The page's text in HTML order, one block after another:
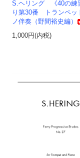
S.ヘリング 《40の練
り第30番 トランペッ
ノ伴奏（野間裕史編）
1,000円(内税)